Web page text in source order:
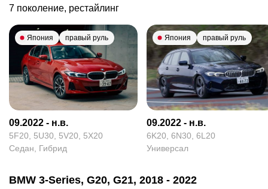
7 поколение, рестайлинг
Япония правый руль
09.2022 - н.в.
5F20, 5U30, 5V20, 5X20
Седан, Гибрид
Япония правый руль
09.2022 - н.в.
6K20, 6N30, 6L20
Универсал
BMW 3-Series, G20, G21, 2018 - 2022